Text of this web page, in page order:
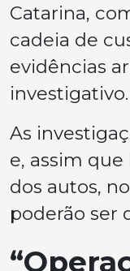
Catarina,
cadeia de
evidências
investigativo.
As
e, assim
dos autos,
poderão ser